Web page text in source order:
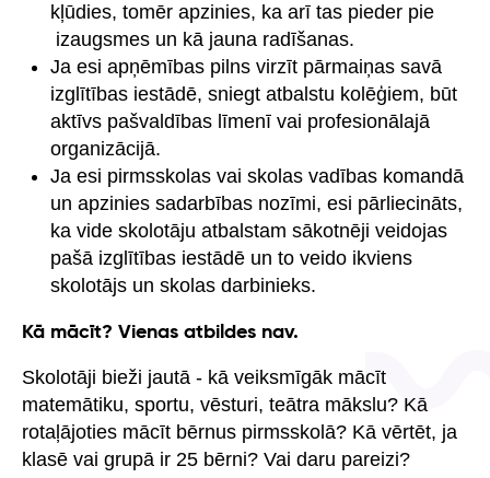
kļūdies, tomēr apzinies, ka arī tas pieder pie
izaugsmes un kā jauna radīšanas.
Ja esi apņēmības pilns virzīt pārmaiņas savā
izglītības iestādē, sniegt atbalstu kolēģiem, būt
aktīvs pašvaldības līmenī vai profesionālajā
organizācijā.
Ja esi pirmsskolas vai skolas vadības komandā
un apzinies sadarbības nozīmi, esi pārliecināts,
ka vide skolotāju atbalstam sākotnēji veidojas
pašā izglītības iestādē un to veido ikviens
skolotājs un skolas darbinieks.
Kā mācīt? Vienas atbildes nav.
Skolotāji bieži jautā - kā veiksmīgāk mācīt
matemātiku, sportu, vēsturi, teātra mākslu? Kā
rotaļājoties mācīt bērnus pirmsskolā? Kā vērtēt, ja
klasē vai grupā ir 25 bērni? Vai daru pareizi?